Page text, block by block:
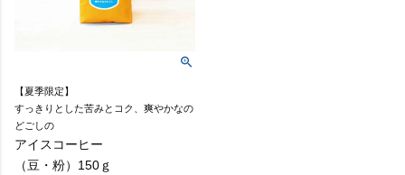
【夏季限定】
すっきりとした苦みとコク、爽やかなの
どごしの
アイスコーヒー
（豆・粉）150ｇ